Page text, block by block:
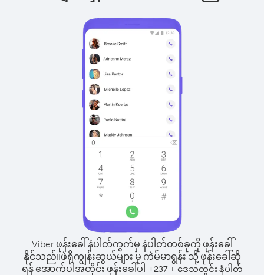
Viber ဖုန်းခေါ်နံပါတ်ကွက်မှ နံပါတ်တစ်ခုကို ဖုန်းခေါ်
နိုင်သည်။ဖဲရိုကျွန်းဆွယ်များ မှ ကဲမ်မာရွန်း သို့ ဖုန်းခေါ်ဆို
ရန် အောက်ပါအတိုင်း ဖုန်းခေါ်ပါ-+237+ ဒေသတွင်း နံပါတ်